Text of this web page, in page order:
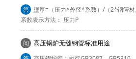
系数表示方法： 压力P
答 高压锅炉管：执行GB3087、GB5310
SA-106、ASME SA -210M、ASME SA -